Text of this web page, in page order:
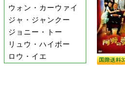
ウォン・カーウァイ
ジャ・ジャンクー
ジョニー・トー
リュウ・ハイボー
ロウ・イエ